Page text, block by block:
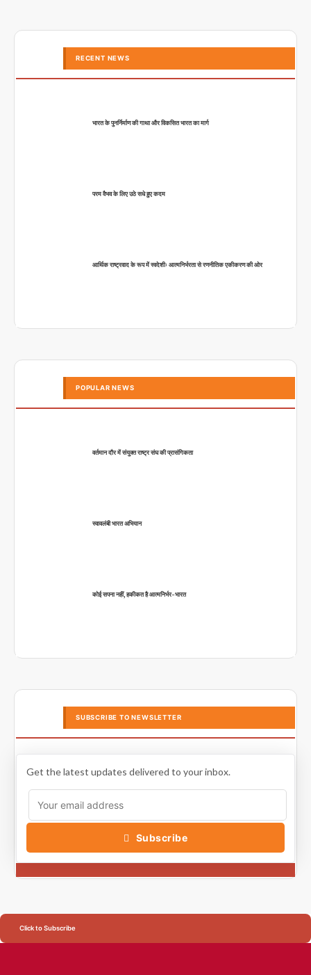
RECENT NEWS
भारत के पुनर्निर्माण की गाथा और विकसित भारत का मार्ग
परम वैभव के लिए उठे सधे हुए कदम
आर्थिक राष्ट्रवाद के रूप में स्वदेशीः आत्मनिर्भरता से रणनीतिक एकीकरण की ओर
POPULAR NEWS
वर्तमान दौर में संयुक्त राष्ट्र संघ की प्रासंगिकता
स्वावलंबी भारत अभियान
कोई सपना नहीं, हकीकत है आत्मनिर्भर-भारत
SUBSCRIBE TO NEWSLETTER
Get the latest updates delivered to your inbox.
Subscribe
Click to Subscribe